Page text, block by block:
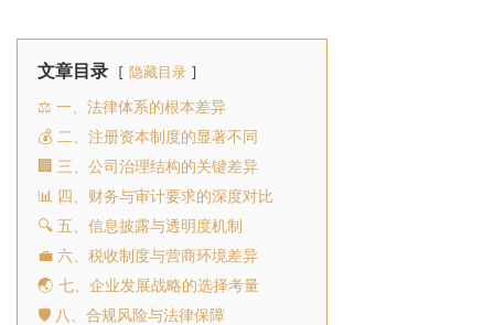
文章目录 隐藏目录
⚖️ 一、法律体系的根本差异
💰 二、注册资本制度的显著不同
🏢 三、公司治理结构的关键差异
📊 四、财务与审计要求的深度对比
🔍 五、信息披露与透明度机制
💼 六、税收制度与营商环境差异
🌏 七、企业发展战略的选择考量
🛡️ 八、合规风险与法律保障